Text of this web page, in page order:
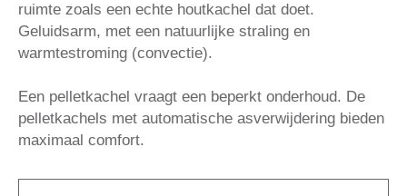
ruimte zoals een echte houtkachel dat doet.
Geluidsarm, met een natuurlijke straling en
warmtestroming (convectie).
Een pelletkachel vraagt een beperkt onderhoud. De
pelletkachels met automatische asverwijdering bieden
maximaal comfort.